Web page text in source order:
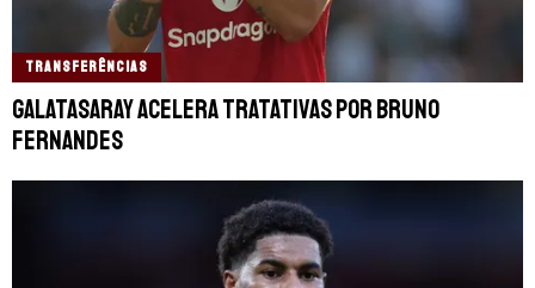
TRANSFERÊNCIAS
Galatasaray acelera tratativas por Bruno
Fernandes